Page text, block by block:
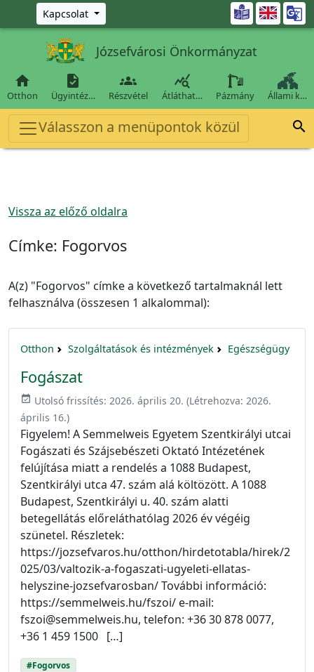
Ugrás a fő tartalomra
Kapcsolat 
Józsefvárosi Önkormányzat

Otthon

Ügyintéz…

Részvétel

Átláthat… Pázmány Állami k…
Válasszon a menüpontok közül 
Vissza az előző oldalra
Címke: Fogorvos
A(z) "Fogorvos" címke a következő tartalmaknál lett
felhasználva (összesen 1 alkalommal):
Otthon Szolgáltatások és intézmények Egészségügy
Fogászat
event_available Utolsó frissítés: 2026. április 20. (Létrehozva: 2026.
április 16.)
Figyelem! A Semmelweis Egyetem Szentkirályi utcai
Fogászati és Szájsebészeti Oktató Intézetének
felújítása miatt a rendelés a 1088 Budapest,
Szentkirályi utca 47. szám alá költözött. A 1088
Budapest, Szentkirályi u. 40. szám alatti
betegellátás előreláthatólag 2026 év végéig
szünetel. Részletek:
https://jozsefvaros.hu/otthon/hirdetotabla/hirek/2
025/03/valtozik-a-fogaszati-ugyeleti-ellatas-
helyszine-jozsefvarosban/ További információ:
https://semmelweis.hu/fszoi/ e-mail:
fszoi@semmelweis.hu, telefon: +36 30 878 0077,
+36 1 459 1500 […]
#Fogorvos